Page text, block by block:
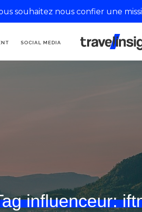
SOCIAL MEDIA
AGENCIA DE
COMUNICACIÓN
influenceur:
souhaitez nous confier une